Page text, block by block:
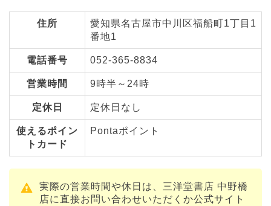
住所
愛知県名古屋市中川区福船町1丁目1
番地1
電話番号 052-365-8834
営業時間 9時半～24時
定休日 定休日なし
使えるポイン
トカード
Pontaポイント
実際の営業時間や休日は、三洋堂書店 中野橋
店に直接お問い合わせいただくか公式サイト